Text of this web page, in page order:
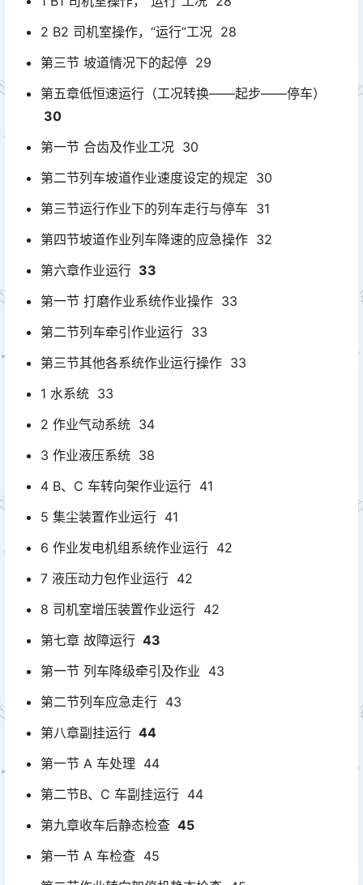
2 B2 司机室操作，“运行”工况 28
第三节 坡道情况下的起停 29
第五章低恒速运行（工况转换——起步——停车）
30
第一节 合齿及作业工况 30
第二节列车坡道作业速度设定的规定 30
第三节运行作业下的列车走行与停车 31
第四节坡道作业列车降速的应急操作 32
第六章作业运行 33
第一节 打磨作业系统作业操作 33
第二节列车牵引作业运行 33
第三节其他各系统作业运行操作 33
1 水系统 33
2 作业气动系统 34
3 作业液压系统 38
4 B、C 车转向架作业运行 41
5 集尘装置作业运行 41
6 作业发电机组系统作业运行 42
7 液压动力包作业运行 42
8 司机室增压装置作业运行 42
第七章 故障运行 43
第一节 列车降级牵引及作业 43
第二节列车应急走行 43
第八章副挂运行 44
第一节 A 车处理 44
第二节B、C 车副挂运行 44
第九章收车后静态检查 45
第一节 A 车检查 45